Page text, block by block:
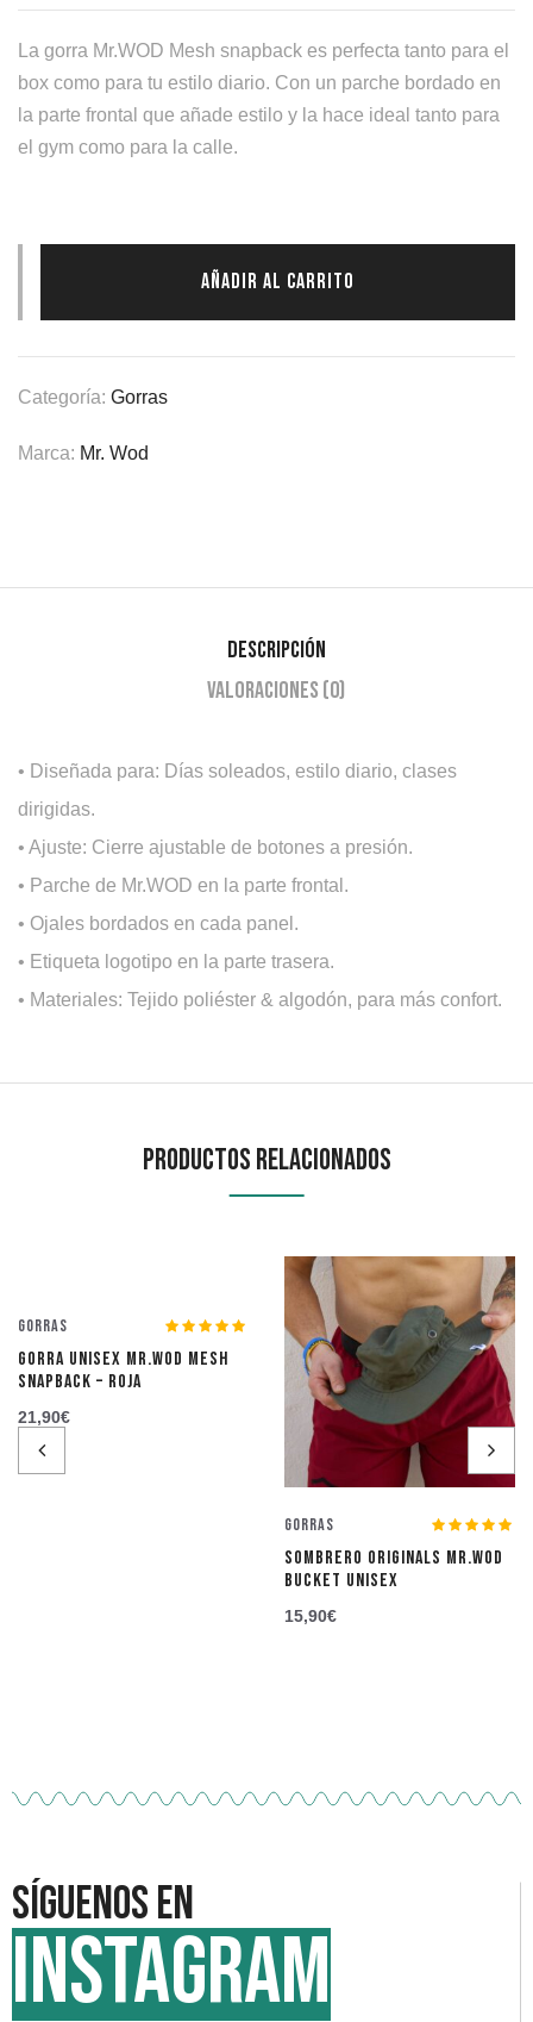
La gorra Mr.WOD Mesh snapback es perfecta tanto para el
box como para tu estilo diario. Con un parche bordado en
la parte frontal que añade estilo y la hace ideal tanto para
el gym como para la calle.
AÑADIR AL CARRITO
Categoría: Gorras
Marca: Mr. Wod
Descripción
Valoraciones (0)
• Diseñada para: Días soleados, estilo diario, clases
dirigidas.
• Ajuste: Cierre ajustable de botones a presión.
• Parche de Mr.WOD en la parte frontal.
• Ojales bordados en cada panel.
• Etiqueta logotipo en la parte trasera.
• Materiales: Tejido poliéster & algodón, para más confort.
Productos Relacionados
Gorras
GORRA UNISEX MR.WOD MESH
SNAPBACK – ROJA
21,90€
Gorras
SOMBRERO ORIGINALS MR.WOD
BUCKET UNISEX
15,90€
Síguenos en
INSTAGRAM